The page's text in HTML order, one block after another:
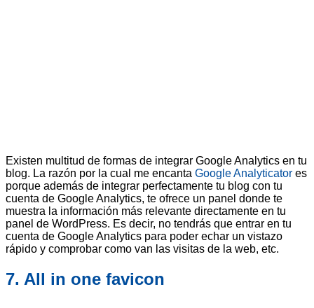
Existen multitud de formas de integrar Google Analytics en tu
blog. La razón por la cual me encanta Google Analyticator es
porque además de integrar perfectamente tu blog con tu
cuenta de Google Analytics, te ofrece un panel donde te
muestra la información más relevante directamente en tu
panel de WordPress. Es decir, no tendrás que entrar en tu
cuenta de Google Analytics para poder echar un vistazo
rápido y comprobar como van las visitas de la web, etc.
7. All in one favicon